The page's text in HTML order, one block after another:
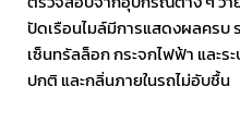
ปัดเรือนไมล์มีการแสดงผลครบ
เซ็นทรัลล็อก กระจกไฟฟ้า และ
ปกติ และกลิ่นภายในรถไม่อับชื้น